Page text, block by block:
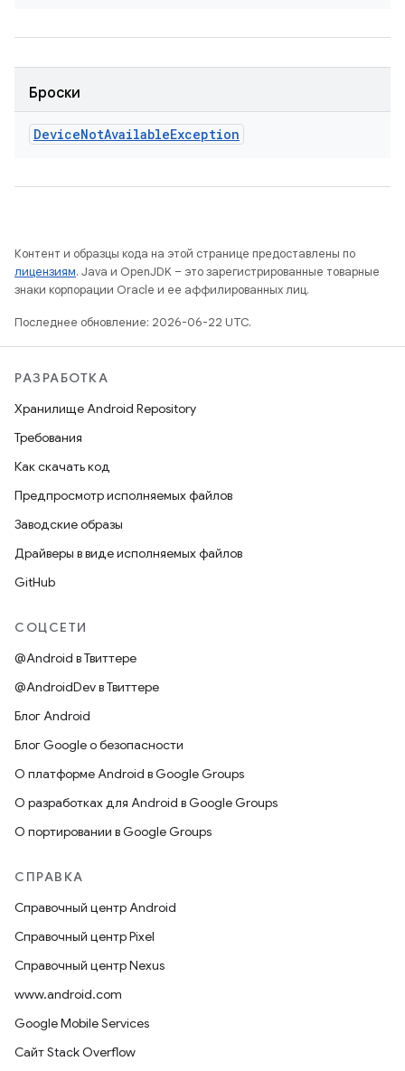
Броски
DeviceNotAvailableException
Контент и образцы кода на этой странице предоставлены по
лицензиям. Java и OpenJDK – это зарегистрированные товарные
знаки корпорации Oracle и ее аффилированных лиц.
Последнее обновление: 2026-06-22 UTC.
РАЗРАБОТКА
Хранилище Android Repository
Требования
Как скачать код
Предпросмотр исполняемых файлов
Заводские образы
Драйверы в виде исполняемых файлов
GitHub
СОЦСЕТИ
@Android в Твиттере
@AndroidDev в Твиттере
Блог Android
Блог Google о безопасности
О платформе Android в Google Groups
О разработках для Android в Google Groups
О портировании в Google Groups
СПРАВКА
Справочный центр Android
Справочный центр Pixel
Справочный центр Nexus
www.android.com
Google Mobile Services
Сайт Stack Overflow